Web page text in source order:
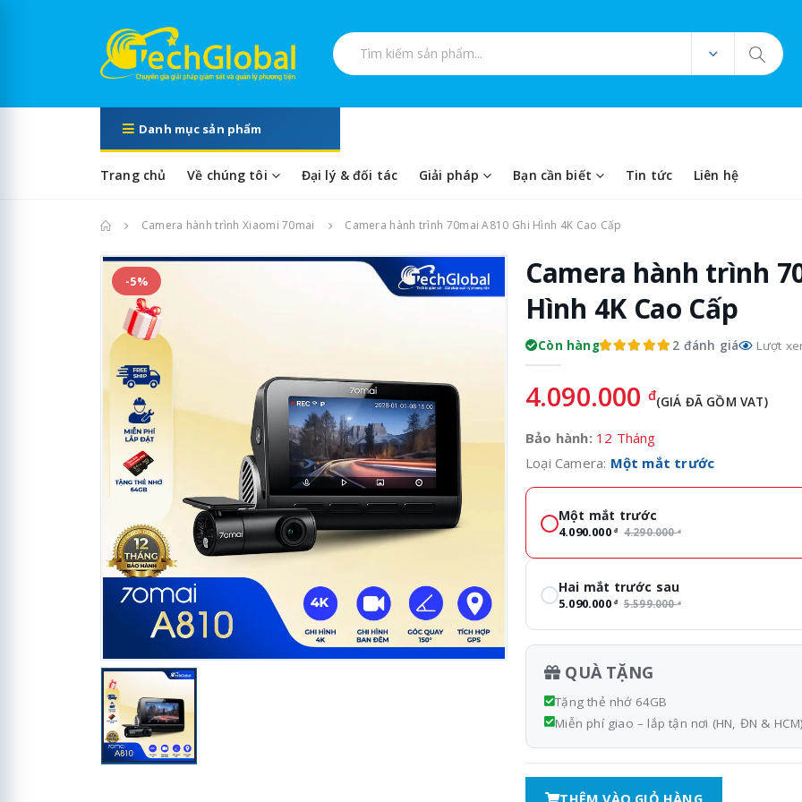
Tìm kiếm sản phẩm
Danh mục sản phẩm
Trang chủ Về chúng tôi Đại lý & đối tác Giải pháp Bạn cần biết Tin tức Liên hệ
Trang chủCamera hành trình Xiaomi 70mai Camera hành trình 70mai A810 Ghi Hình 4K Cao Cấp
-5%
Camera hành trình
Hình 4K Cao Cấp
Còn hàng 2 đánh giá Lượt
4.090.000đ(GIÁ ĐÃ GỒM VAT)
Bảo hành: 12 Tháng
Loại Camera: Một mắt trước
Loại Camera
Một mắt trước
4.090.000 đ 4.290.000đ
Hai mắt trước sau
5.090.000 đ 5.599.000đ
QUÀ TẶNG
Tặng thẻ nhớ 64GB
Miễn phí giao – lắp tận nơi (HN, ĐN &
THÊM VÀO GIỎ HÀNG